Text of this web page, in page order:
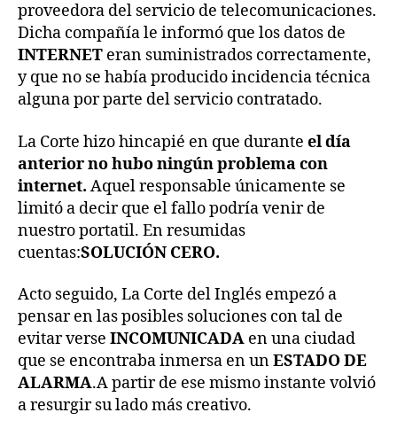
proveedora del servicio de telecomunicaciones.
Dicha compañía le informó que los datos de
INTERNET eran suministrados correctamente,
y que no se había producido incidencia técnica
alguna por parte del servicio contratado.
La Corte hizo hincapié en que durante el día
anterior no hubo ningún problema con
internet. Aquel responsable únicamente se
limitó a decir que el fallo podría venir de
nuestro portatil. En resumidas
cuentas:SOLUCIÓN CERO.
Acto seguido, La Corte del Inglés empezó a
pensar en las posibles soluciones con tal de
evitar verse INCOMUNICADA en una ciudad
que se encontraba inmersa en unESTADO DE
ALARMA.A partir de ese mismo instante volvió
a resurgir su lado más creativo.